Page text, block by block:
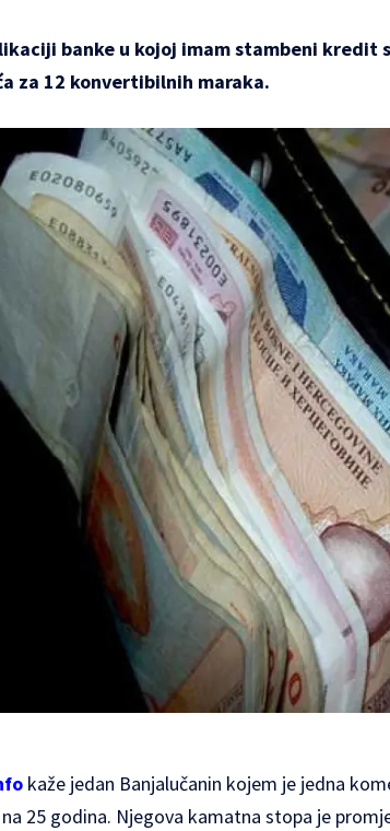
banke u kojoj imam stambeni kredit
za 12 konvertibilnih maraka.
kaže jedan Banjalučanin kojem je jedna
25 godina. Njegova kamatna stopa je